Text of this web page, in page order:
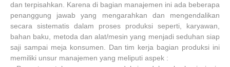
dan terpisahkan. Karena di bagian manajemen ini ada beberapa
penanggung jawab yang mengarahkan dan mengendalikan
secara sistematis dalam proses produksi seperti, karyawan,
bahan baku, metoda dan alat/mesin yang menjadi seduhan siap
saji sampai meja konsumen. Dan tim kerja bagian produksi ini
memiliki unsur manajemen yang meliputi aspek :